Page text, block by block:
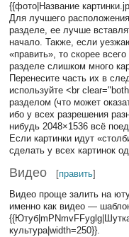
{{фото|Название
Для лучшего
разделе, ее лучше
начало. Также, если
«править», то скорее
разделе слишком много
Перенесите часть их в
используйте <br
разделом (что может
ибо у всех разрешения
нибудь 2048×1536 всё
Если картинки идут
сделать у всех картинок
Видео [править]
Видео проще залить на
именно как видео —
культура|width=250}}.